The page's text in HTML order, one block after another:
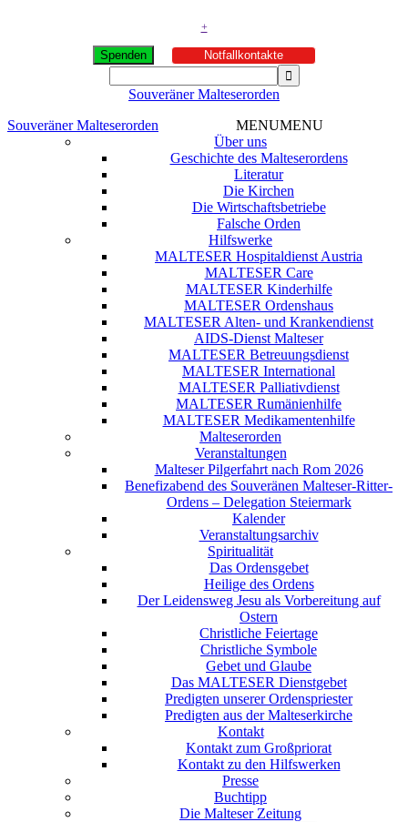
+
Spenden Notfallkontakte
Souveräner Malteserorden
Souveräner Malteserorden
MENUMENU
Über uns
Geschichte des Malteserordens
Literatur
Die Kirchen
Die Wirtschaftsbetriebe
Falsche Orden
Hilfswerke
MALTESER Hospitaldienst Austria
MALTESER Care
MALTESER Kinderhilfe
MALTESER Ordenshaus
MALTESER Alten- und Krankendienst
AIDS-Dienst Malteser
MALTESER Betreuungsdienst
MALTESER International
MALTESER Palliativdienst
MALTESER Rumänienhilfe
MALTESER Medikamentenhilfe
Malteserorden
Veranstaltungen
Malteser Pilgerfahrt nach Rom 2026
Benefizabend des Souveränen Malteser-Ritter-
Ordens – Delegation Steiermark
Kalender
Veranstaltungsarchiv
Spiritualität
Das Ordensgebet
Heilige des Ordens
Der Leidensweg Jesu als Vorbereitung auf
Ostern
Christliche Feiertage
Christliche Symbole
Gebet und Glaube
Das MALTESER Dienstgebet
Predigten unserer Ordenspriester
Predigten aus der Malteserkirche
Kontakt
Kontakt zum Großpriorat
Kontakt zu den Hilfswerken
Presse
Buchtipp
Die Malteser Zeitung